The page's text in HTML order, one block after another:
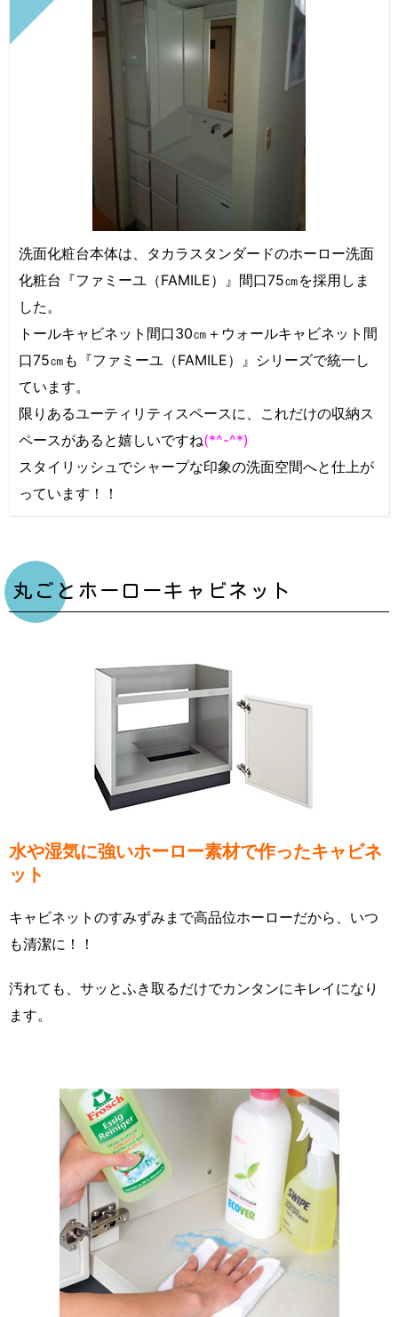
洗面化粧台本体は、タカラスタンダードのホーロー洗面
化粧台『ファミーユ（FAMILE）』間口75㎝を採用しま
した。
トールキャビネット間口30㎝＋ウォールキャビネット間
口75㎝も『ファミーユ（FAMILE）』シリーズで統一し
ています。
限りあるユーティリティスペースに、これだけの収納ス
ペースがあると嬉しいですね(*^-^*)
スタイリッシュでシャープな印象の洗面空間へと仕上が
っています！！
丸ごとホーローキャビネット
水や湿気に強いホーロー素材で作ったキャビネ
ット
キャビネットのすみずみまで高品位ホーローだから、いつ
も清潔に！！
汚れても、サッとふき取るだけでカンタンにキレイになり
ます。